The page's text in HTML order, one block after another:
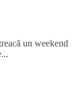
un weekend